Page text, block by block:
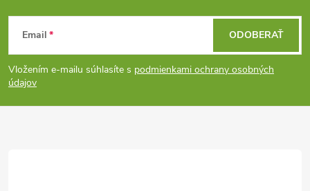
v
ý
p
Z
á
p
Email
Vložením e-mailu súhlasíte s podmienkami ochrany osobných
údajov
ODOBERAŤ